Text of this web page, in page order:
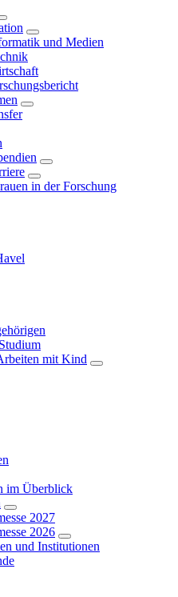
und Medien
in der Forschung
mit Kind
im Überblick
2027
2026
und Institutionen